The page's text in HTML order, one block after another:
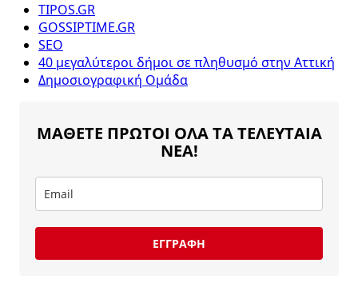
TIPOS.GR
GOSSIPTIME.GR
SEO
40 μεγαλύτεροι δήμοι σε πληθυσμό στην Αττική
Δημοσιογραφική Ομάδα
ΜΑΘΕΤΕ ΠΡΩΤΟΙ ΟΛΑ ΤΑ ΤΕΛΕΥΤΑΙΑ
ΝΕΑ!
ΕΓΓΡΑΦΗ